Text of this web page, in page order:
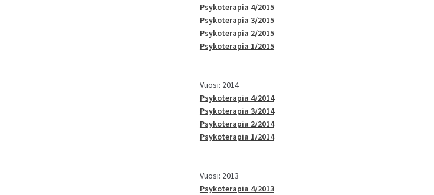
Psykoterapia 4/2015
Psykoterapia 3/2015
Psykoterapia 2/2015
Psykoterapia 1/2015
Vuosi: 2014
Psykoterapia 4/2014
Psykoterapia 3/2014
Psykoterapia 2/2014
Psykoterapia 1/2014
Vuosi: 2013
Psykoterapia 4/2013